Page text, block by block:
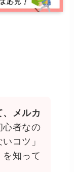
、メルカ
心者なの
コツ」
を知って